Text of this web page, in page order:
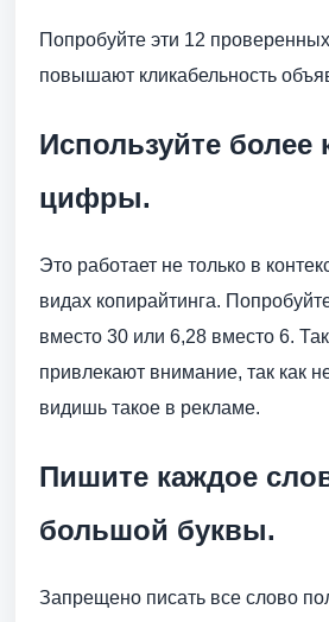
Попробуйте эти 12
повышают кликабельность
Используйте более
цифры.
Это работает не только в
видах копирайтинга.
вместо 30 или 6,28 вместо 6.
привлекают внимание, так как
видишь такое в рекламе.
Пишите каждое
большой буквы.
Запрещено писать все слово